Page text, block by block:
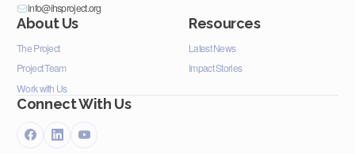
info@ihsproject.org
About Us
The Project
Project Team
Work with Us
Resources
Latest News
Impact Stories
Connect With Us